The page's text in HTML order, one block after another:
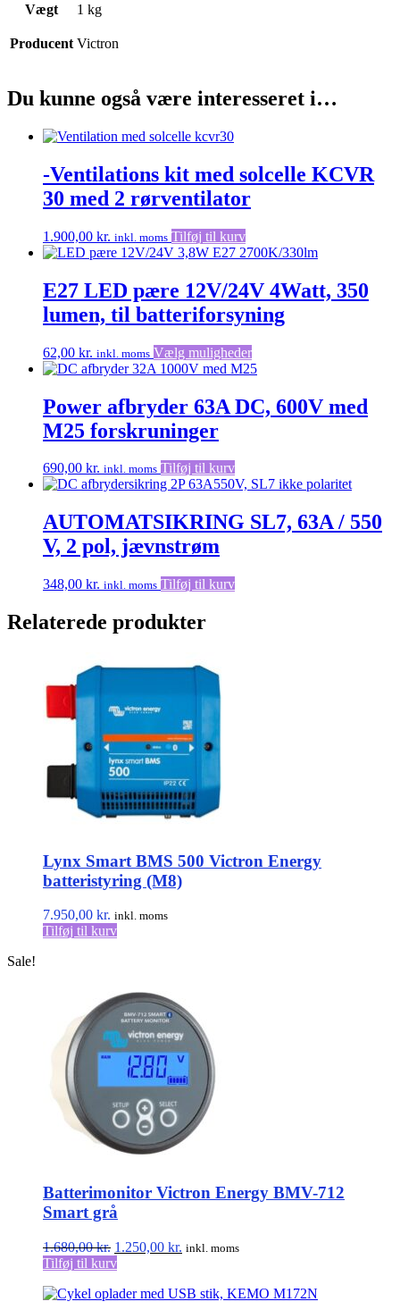
Vægt 1 kg
Producent Victron
Du kunne også være interesseret i…
-Ventilations kit med solcelle KCVR
30 med 2 rørventilator
1.900,00 kr. inkl. moms Tilføj til kurv
E27 LED pære 12V/24V 4Watt, 350
lumen, til batteriforsyning
62,00 kr. inkl. moms Vælg mulighederDette
vare
flere
varianter.
på
Power afbryder 63A DC, 600V med
M25 forskruninger
690,00 kr. inkl. moms Tilføj til kurv
AUTOMATSIKRING SL7, 63A / 550
V, 2 pol, jævnstrøm
348,00 kr. inkl. moms Tilføj til kurv
Relaterede produkter
Lynx Smart BMS 500 Victron Energy
batteristyring (M8)
7.950,00 kr. inkl. moms
Tilføj til kurv
Sale!
Batterimonitor Victron Energy BMV-712
Smart grå
1.680,00kr. Den
oprindelige
var:
1.250,00 kr. Den
er:
inkl. moms
Tilføj til kurv